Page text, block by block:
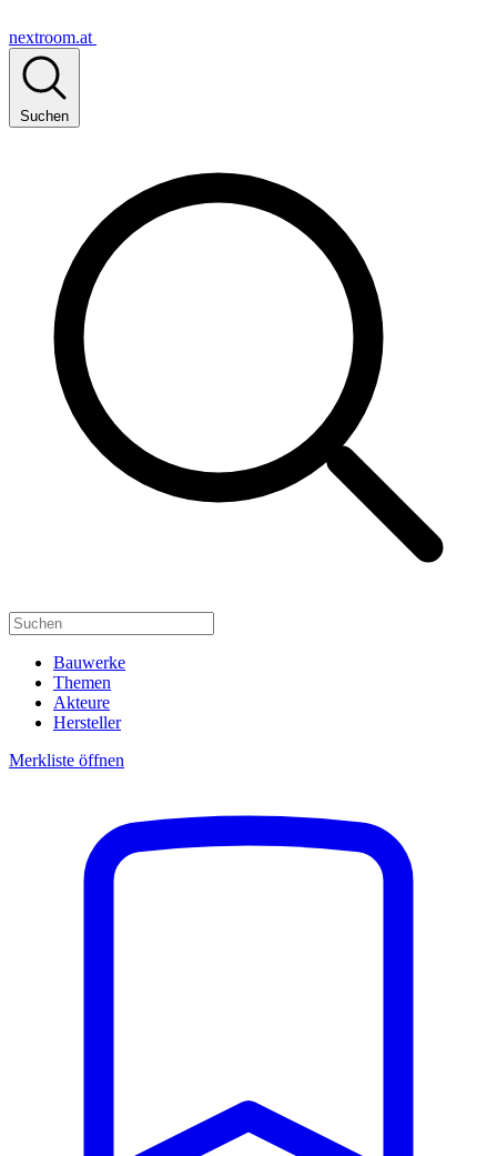
nextroom.at
Suchen
Bauwerke
Themen
Akteure
Hersteller
Merkliste öffnen